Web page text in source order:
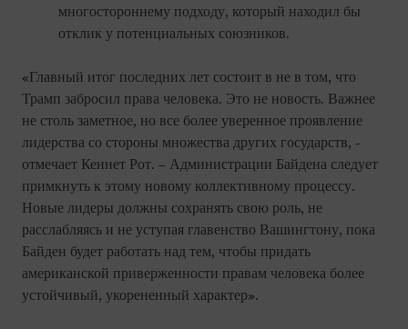
многостороннему подходу, который находил бы
отклик у потенциальных союзников.
«Главный итог последних лет состоит в не в том, что
Трамп забросил права человека. Это не новость. Важнее
не столь заметное, но все более уверенное проявление
лидерства со стороны множества других государств, -
отмечает Кеннет Рот. – Администрации Байдена следует
примкнуть к этому новому коллективному процессу.
Новые лидеры должны сохранять свою роль, не
расслабляясь и не уступая главенство Вашингтону, пока
Байден будет работать над тем, чтобы придать
американской приверженности правам человека более
устойчивый, укорененный характер».